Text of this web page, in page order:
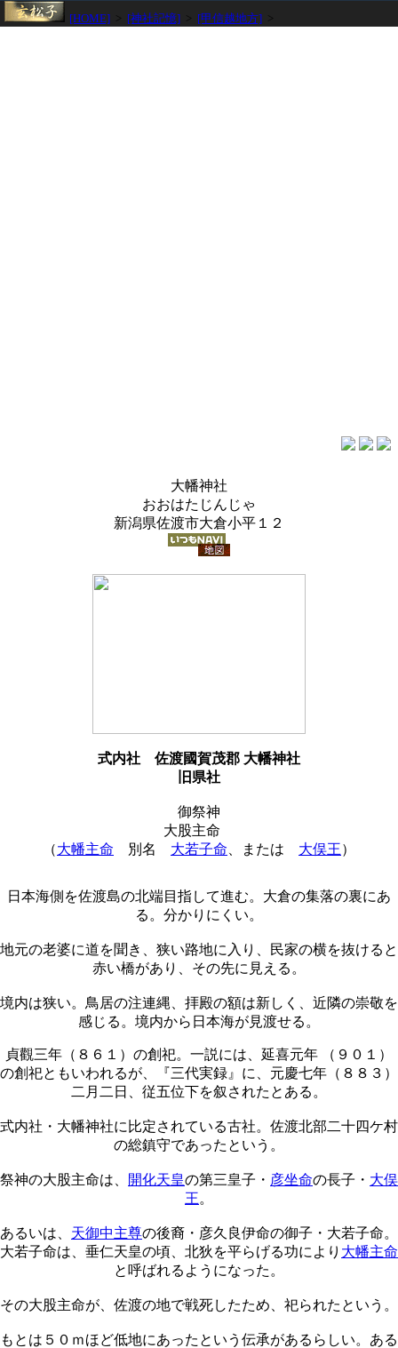
[HOME] [神社記憶] [甲信越地方]
大幡神社
おおはたじんじゃ
新潟県佐渡市大倉小平１２
式内社
佐渡國賀茂郡 大幡神社
旧県社
御祭神
大股主命
（大幡主命 別名 大若子命 、または 大俣王）
日本海側を佐渡島の北端目指して進む。大倉の集落の裏にあ
る。分かりにくい。
地元の老婆に道を聞き、狭い路地に入り、民家の横を抜けると
赤い橋があり、その先に見える。
境内は狭い。鳥居の注連縄、拝殿の額は新しく、近隣の崇敬を
感じる。境内から日本海が見渡せる。
貞觀三年（８６１）の創祀。一説には、延喜元年 （９０１）
の創祀ともいわれるが、『三代実録』に、元慶七年（８８３）
二月二日、従五位下を叙されたとある。
式内社・大幡神社に比定されている古社。佐渡北部二十四ケ村
の総鎮守であったという。
祭神の大股主命は、 開化天皇の第三皇子・ 彦坐命の長子・ 大俣
王。
あるいは、 天御中主尊の後裔・彦久良伊命の御子・大若子命。
大若子命は、垂仁天皇の頃、北狄を平らげる功により 大幡主命
と呼ばれるようになった。
その大股主命が、佐渡の地で戦死したため、祀られたという。
もとは５０ｍほど低地にあったという伝承があるらしい。ある